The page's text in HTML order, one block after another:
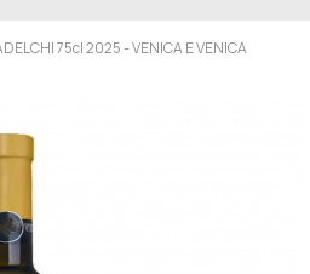
75cl 2025 - VENICA E VENICA